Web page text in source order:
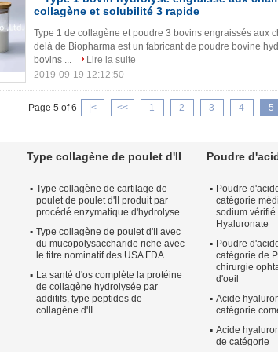
collagène et solubilité 3 rapide
Type 1 de collagène et poudre 3 bovins engraissés aux
delà de Biopharma est un fabricant de poudre bovine
bovins ...
Lire la suite
2019-09-19 12:12:50
Page 5 of 6 |< << 1 2 3 4 5
Type collagène de poulet d'II
Type collagène de cartilage de
poulet de poulet d'II produit par
procédé enzymatique d'hydrolyse
Type collagène de poulet d'II avec
du mucopolysaccharide riche avec
le titre nominatif des USA FDA
La santé d'os complète la protéine
de collagène hydrolysée par
additifs, type peptides de
collagène d'II
Poudre
Poudre
catégorie
sodium vérifié
Hyaluronate
Poudre
catégorie de
chirurgie
d'oeil
Acide
catégorie
Acide
de catégorie